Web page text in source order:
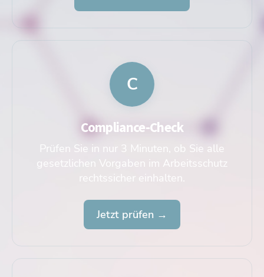
C
Compliance-Check
Prüfen Sie in nur 3 Minuten, ob Sie alle
gesetzlichen Vorgaben im Arbeitsschutz
rechtssicher einhalten.
Jetzt prüfen →